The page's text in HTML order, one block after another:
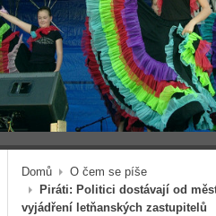
Domů
O čem se píše
Piráti: Politici dostávají od
vyjádření letňanských zastupitelů